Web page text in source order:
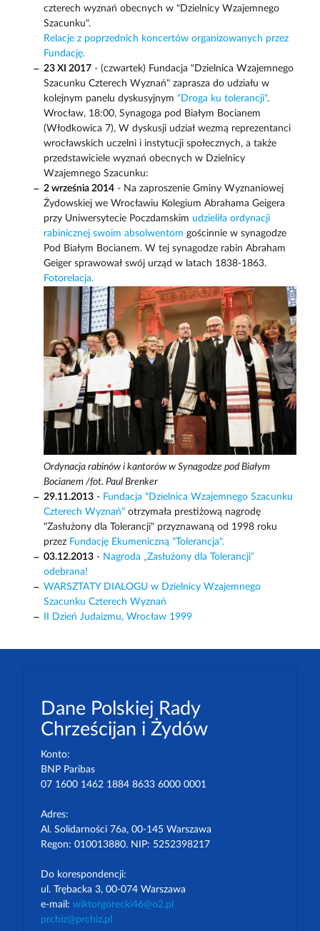
czterech wyznań obecnych w "Dzielnicy Wzajemnego
Szacunku".
Relacje z poprzednich koncertów organizowanych przez
Fundację.
23 XI 2017- (czwartek) Fundacja "Dzielnica Wzajemnego
Szacunku Czterech Wyznań" zaprasza do udziału w
kolejnym panelu dyskusyjnym "Droga ku tolerancji".
Wrocław, 18:00, Synagoga pod Białym Bocianem
(Włodkowica 7), W dyskusji udział wezmą reprezentanci
wrocławskich uczelni i instytucji społecznych, a także
przedstawiciele wyznań obecnych w Dzielnicy
Wzajemnego Szacunku:
2 września 2014- Na zaproszenie Gminy Wyznaniowej
Żydowskiej we Wrocławiu Kolegium Abrahama Geigera
przy Uniwersytecie Poczdamskim udzieliła ordynacji
rabinicznej swoim absolwentom gościnnie w synagodze
Pod Białym Bocianem. W tej synagodze rabin Abraham
Geiger sprawował swój urząd w latach 1838-1863.
Fotorelacja.
Ordynacja rabinów i kantorów w Synagodze pod Białym
Bocianem /fot. Paul Brenker
29.11.2013- Fundacja "Dzielnica Wzajemnego Szacunku
Czterech Wyznań"otrzymała prestiżową nagrodę
"Zasłużony dla Tolerancji" przyznawaną od 1998 roku
przez Fundację Ekumeniczną "Tolerancja".
03.12.2013- Nagroda „Zasłużony dla Tolerancji”
odebrana!
WARSZTATY DIALOGU w Dzielnicy Wzajemnego
Szacunku Czterech Wyznań
II Dzień Judaizmu, Wrocław 1999
Dane Polskiej Rady
Chrześcijan i Żydów
Konto:
BNP Paribas
07 1600 1462 1884 8633 6000 0001
Adres:
Al. Solidarności 76a, 00-145 Warszawa
Regon: 010013880. NIP: 5252398217
Do korespondencji:
ul. Trębacka 3, 00-074 Warszawa
e-mail: wiktorgorecki46@o2.pl
prchiz@prchiz.pl